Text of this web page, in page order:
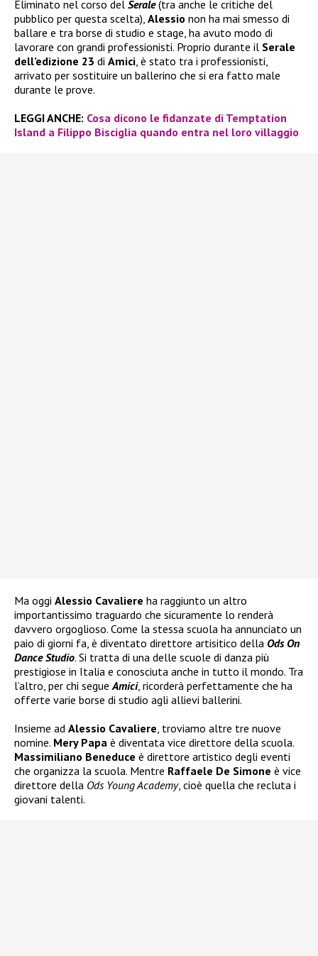
Eliminato nel corso del Serale(tra anche le critiche del
pubblico per questa scelta), Alessio non ha mai smesso di
ballare e tra borse di studio e stage, ha avuto modo di
lavorare con grandi professionisti. Proprio durante il Serale
dell’edizione 23 di Amici , è stato tra i professionisti,
arrivato per sostituire un ballerino che si era fatto male
durante le prove.
LEGGI ANCHE: Cosa dicono le fidanzate di Temptation
Island a Filippo Bisciglia quando entra nel loro villaggio
Ma oggi Alessio Cavaliere ha raggiunto un altro
importantissimo traguardo che sicuramente lo renderà
davvero orgoglioso. Come la stessa scuola ha annunciato un
paio di giorni fa, è diventato direttore artisitico della Ods On
Dance Studio. Si tratta di una delle scuole di danza più
prestigiose in Italia e conosciuta anche in tutto il mondo. Tra
l’altro, per chi segue Amici, ricorderà perfettamente che ha
offerte varie borse di studio agli allievi ballerini.
Insieme ad Alessio Cavaliere , troviamo altre tre nuove
nomine. Mery Papa è diventata vice direttore della scuola.
Massimiliano Beneduce è direttore artistico degli eventi
che organizza la scuola. Mentre Raffaele De Simone è vice
direttore della Ods Young Academy, cioè quella che recluta i
giovani talenti.